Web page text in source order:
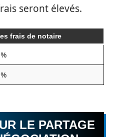
seront élevés.
frais de notaire
LE PARTAGE